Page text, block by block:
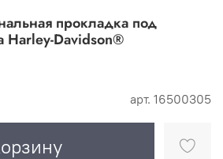
арт. 16500305
прокладка под
Harley-Davidson®